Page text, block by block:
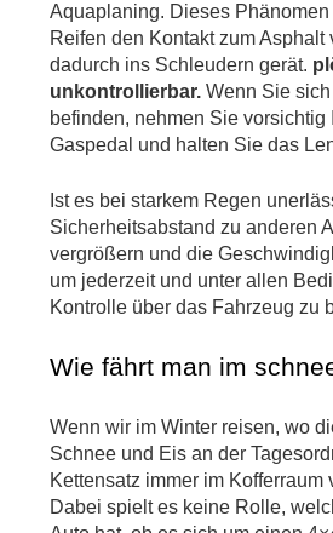
Aquaplaning. Dieses Phänomen
Reifen den Kontakt zum Asphalt
dadurch ins Schleudern gerät.
unkontrollierbar. Wenn Sie sich
befinden, nehmen Sie vorsichtig
Gaspedal und halten Sie das
Ist es bei starkem Regen
Sicherheitsabstand zu anderen
vergrößern und die
um jederzeit und unter allen
Kontrolle über das Fahrzeug zu
Wie fährt man im
Wenn wir im Winter reisen, wo
Schnee und Eis an der
Kettensatz immer im Kofferraum
Dabei spielt es keine Rolle,